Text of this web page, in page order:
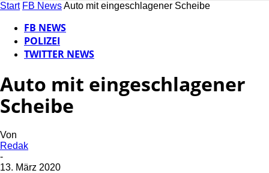
Start FB NewsAuto mit eingeschlagener Scheibe
FB NEWS
POLIZEI
TWITTER NEWS
Auto mit eingeschlagener
Scheibe
Von
Redak
-
13. März 2020